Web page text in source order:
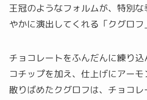
王冠のようなフォルムが、特別
やかに演出してくれる「クグロフ
チョコレートをふんだんに練り込
コチップを加え、仕上げにアーモ
散りばめたクグロフは、チョコ